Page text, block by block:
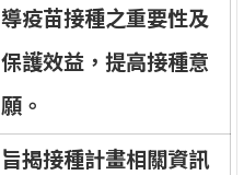
導疫苗接種之重要性及
保護效益， 提高接種意
願。
旨揭接種計畫相關資訊